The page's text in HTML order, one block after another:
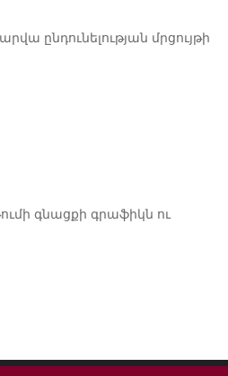
ընդունելության մրցույթի
գնացքի գրաֆիկն ու